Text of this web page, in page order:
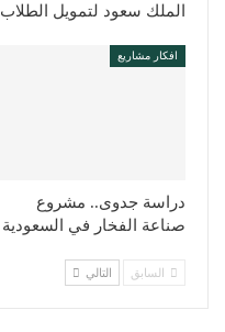
الملك سعود لتمويل الطلاب
افكار مشاريع
دراسة جدوى.. مشروع
صناعة الفخار في السعودية
السابق التالي